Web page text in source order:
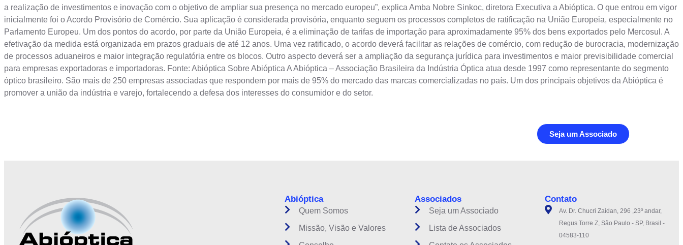
a realização de investimentos e inovação com o objetivo de ampliar sua presença no mercado europeu”, explica Amba Nobre Sinkoc, diretora Executiva a Abióptica. O que entrou em vigor
inicialmente foi o Acordo Provisório de Comércio. Sua aplicação é considerada provisória, enquanto seguem os processos completos de ratificação na União Europeia, especialmente no
Parlamento Europeu. Um dos pontos do acordo, por parte da União Europeia, é a eliminação de tarifas de importação para aproximadamente 95% dos bens exportados pelo Mercosul. A
efetivação da medida está organizada em prazos graduais de até 12 anos. Uma vez ratificado, o acordo deverá facilitar as relações de comércio, com redução de burocracia, modernização
de processos aduaneiros e maior integração regulatória entre os blocos. Outro aspecto deverá ser a ampliação da segurança jurídica para investimentos e maior previsibilidade comercial
para empresas exportadoras e importadoras. Fonte: Abióptica Sobre Abióptica A Abióptica – Associação Brasileira da Indústria Óptica atua desde 1997 como representante do segmento
óptico brasileiro. São mais de 250 empresas associadas que respondem por mais de 95% do mercado das marcas comercializadas no país. Um dos principais objetivos da Abióptica é
promover a união da indústria e varejo, fortalecendo a defesa dos interesses do consumidor e do setor.
Seja um Associado
Abióptica
Quem Somos
Missão, Visão e Valores
Associados
Seja um Associado
Lista de Associados
Contato
Av. Dr. Chucri Zaidan, 296 ,23º andar,
Regus Torre Z, São Paulo - SP, Brasil -
04583-110